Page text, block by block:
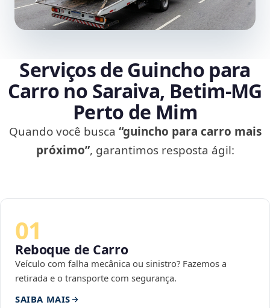
Serviços de Guincho para
Carro no Saraiva, Betim‑MG
Perto de Mim
Quando você busca “guincho para carro mais
próximo”, garantimos resposta ágil:
01
Reboque de Carro
Veículo com falha mecânica ou sinistro? Fazemos a
retirada e o transporte com segurança.
SAIBA MAIS